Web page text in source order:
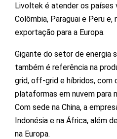
Livoltek é atender os países
Colômbia, Paraguai e Peru e,
exportação para a Europa.
Gigante do setor de energia
também é referência na
grid, off-grid e híbridos, com
plataformas em nuvem para
Com sede na China, a
Indonésia e na África, além
na Europa.